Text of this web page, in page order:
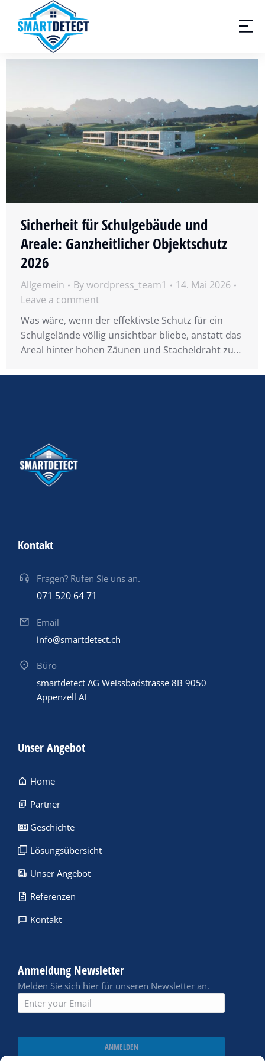
Sicherheit für Schulgebäude und
Areale: Ganzheitlicher Objektschutz
2026
Allgemein Bywordpress_team1
14. Mai 2026
Leave a comment
Was wäre, wenn der effektivste Schutz für ein
Schulgelände völlig unsichtbar bliebe, anstatt das
Areal hinter hohen Zäunen und Stacheldraht zu…
Kontakt
Fragen? Rufen Sie uns an.
071 520 64 71
Email
info@smartdetect.ch
Büro
smartdetect AG Weissbadstrasse 8B 9050
Appenzell AI
Unser Angebot
Home
Partner
Geschichte
Lösungsübersicht
Unser Angebot
Referenzen
Kontakt
Anmeldung Newsletter
Melden Sie sich hier für unseren Newsletter an.
ANMELDEN